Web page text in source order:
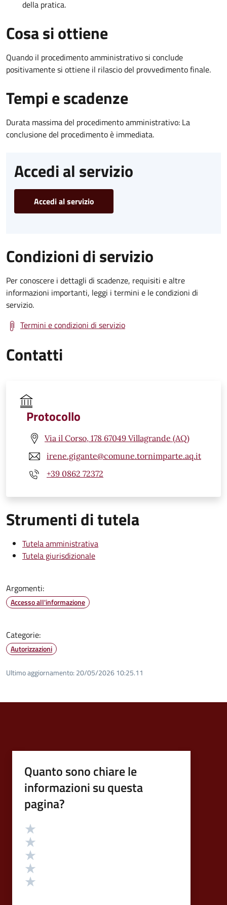
della pratica.
Cosa si ottiene
Quando il procedimento amministrativo si conclude
positivamente si ottiene il rilascio del provvedimento finale.
Tempi e scadenze
Durata massima del procedimento amministrativo: La
conclusione del procedimento è immediata.
Accedi al servizio
Accedi al servizio
Condizioni di servizio
Per conoscere i dettagli di scadenze, requisiti e altre
informazioni importanti, leggi i termini e le condizioni di
servizio.
Termini e condizioni di servizio
Contatti
Protocollo
Via il Corso, 178 67049 Villagrande (AQ)
irene.gigante@comune.tornimparte.aq.it
+39 0862 72372
Strumenti di tutela
Tutela amministrativa
Tutela giurisdizionale
Argomenti:
Accesso all'informazione
Categorie:
Autorizzazioni
Ultimo aggiornamento: 20/05/2026 10:25.11
Quanto sono chiare le
informazioni su questa
pagina?
Valutazione